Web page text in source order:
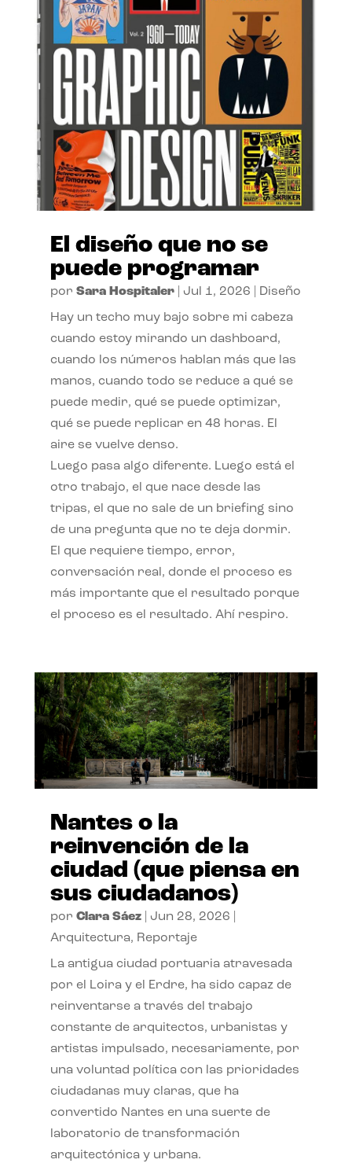
El diseño que no se
puede programar
por Sara Hospitaler| Jul 1, 2026 Diseño
Hay un techo muy bajo sobre mi cabeza
cuando estoy mirando un dashboard,
cuando los números hablan más que las
manos, cuando todo se reduce a qué se
puede medir, qué se puede optimizar,
qué se puede replicar en 48 horas. El
aire se vuelve denso.
Luego pasa algo diferente. Luego está el
otro trabajo, el que nace desde las
tripas, el que no sale de un briefing sino
de una pregunta que no te deja dormir.
El que requiere tiempo, error,
conversación real, donde el proceso es
más importante que el resultado porque
el proceso es el resultado. Ahí respiro.
Nantes o la
reinvención de la
ciudad (que piensa en
sus ciudadanos)
por Clara Sáez| Jun 28, 2026
Arquitectura, Reportaje
La antigua ciudad portuaria atravesada
por el Loira y el Erdre, ha sido capaz de
reinventarse a través del trabajo
constante de arquitectos, urbanistas y
artistas impulsado, necesariamente, por
una voluntad política con las prioridades
ciudadanas muy claras, que ha
convertido Nantes en una suerte de
laboratorio de transformación
arquitectónica y urbana.